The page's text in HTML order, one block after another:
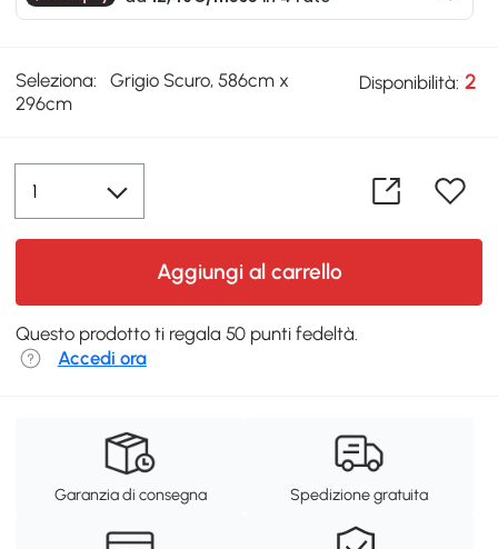
Seleziona:
Grigio Scuro, 586cm x
296cm
Disponibilità: 2
Aggiungi al carrello
Questo prodotto ti regala 50 punti fedeltà.
Accedi ora
Garanzia di consegna Spedizione gratuita